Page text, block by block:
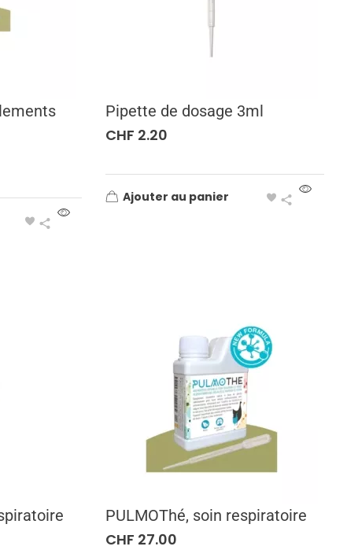
Pipette de dosage 3ml
CHF 2.20
Ajouter au panier
PULMOThé, soin respiratoire
CHF 27.00